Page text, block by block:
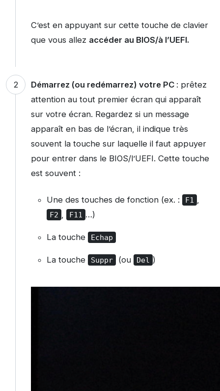
C’est en appuyant sur cette touche de clavier
que vous allez accéder au BIOS/à l’UEFI.
Démarrez (ou redémarrez) votre PC : prêtez
attention au tout premier écran qui apparaît
sur votre écran. Regardez si un message
apparaît en bas de l’écran, il indique très
souvent la touche sur laquelle il faut appuyer
pour entrer dans le BIOS/l’UEFI. Cette touche
est souvent :
Une des touches de fonction (ex. : F1
F2 F11 …)
La touche Echap
La touche Suppr (ou Del )